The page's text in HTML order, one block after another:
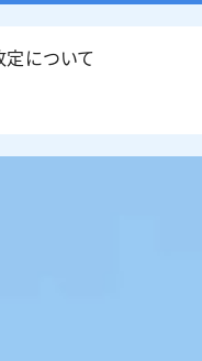
路線図／運賃表
定期券・乗車券のお問
・車内設備
定について